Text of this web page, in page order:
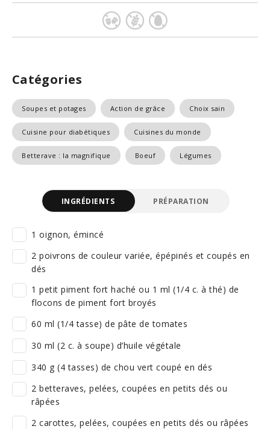
Catégories
Soupes et potages Action de grâce Choix sain
Cuisine pour diabétiques Cuisines du monde
Betterave : la magnifique Boeuf Légumes
INGRÉDIENTS PRÉPARATION
1 oignon, émincé
2 poivrons de couleur variée, épépinés et coupés en
dés
1 petit piment fort haché ou 1 ml (1/4 c. à thé) de
flocons de piment fort broyés
60 ml (1/4 tasse) de pâte de tomates
30 ml (2 c. à soupe) d’huile végétale
340 g (4 tasses) de chou vert coupé en dés
2 betteraves, pelées, coupées en petits dés ou
râpées
2 carottes, pelées, coupées en petits dés ou râpées